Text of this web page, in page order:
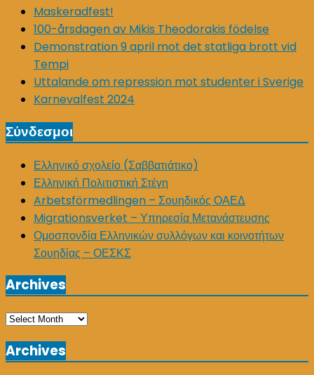
Maskeradfest!
100-årsdagen av Mikis Theodorakis födelse
Demonstration 9 april mot det statliga brott vid
Tempi
Uttalande om repression mot studenter i Sverige
Karnevalfest 2024
Σύνδεσμοι
Ελληνικό σχολείο (Σαββατιάτικο)
Ελληνική Πολιτιστική Στέγη
Arbetsförmedlingen – Σουηδικός ΟΑΕΔ
Migrationsverket – Υπηρεσία Μετανάστευσης
Ομοσπονδία Ελληνικών συλλόγων και κοινοτήτων
Σουηδίας – ΟΕΣΚΣ
Archives
Archives
Archives